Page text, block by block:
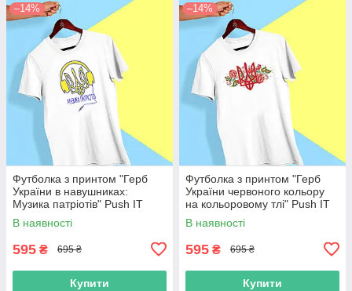
–14%
Футболка з принтом "Герб
України в навушниках:
Музика патріотів" Push IT
В наявності
595 ₴ 695 ₴
Купити
–14%
Футболка з принтом "Герб
України червоного кольору
на кольоровому тлі" Push IT
В наявності
595 ₴ 695 ₴
Купити